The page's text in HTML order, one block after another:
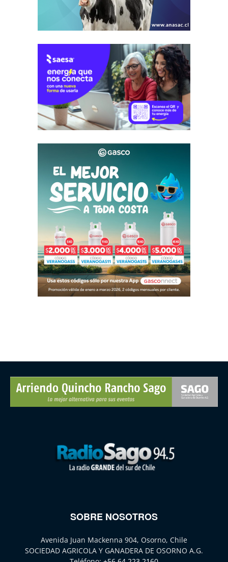
SOBRE NOSOTROS
Avenida Juan Mackenna 904, Osorno, Chile
SOCIEDAD AGRICOLA Y GANADERA DE OSORNO A.G.